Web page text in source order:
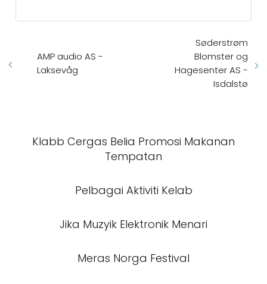
AMP audio AS -
Laksevåg
Søderstrøm
Blomster og
Hagesenter AS -
Isdalstø
Klabb Cergas Belia Promosi Makanan
Tempatan
Pelbagai Aktiviti Kelab
Jika Muzyik Elektronik Menari
Meras Norga Festival